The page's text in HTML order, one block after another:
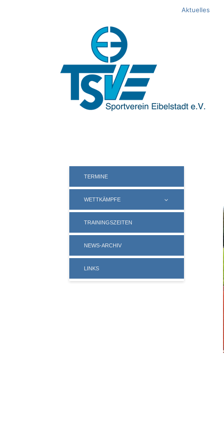
Aktuelles
TERMINE
WETTKÄMPFE
TRAININGSZEITEN
NEWS-ARCHIV
LINKS